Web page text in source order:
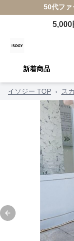
50代ファ
5,000
新着商品
イソジー TOP › ス
Previous slide